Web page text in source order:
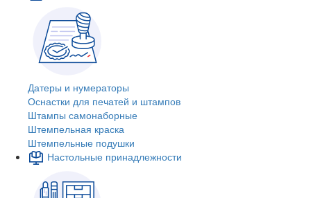
Датеры и нумераторы
Оснастки для печатей и штампов
Штампы самонаборные
Штемпельная краска
Штемпельные подушки
Настольные принадлежности